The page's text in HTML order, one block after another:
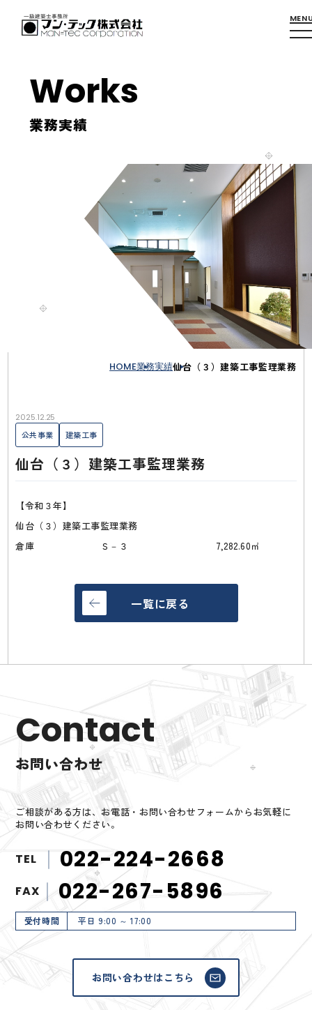
Works
業務実績
HOME業務実績仙台（３）建築工事監理業務
2025.12.25
公共事業
建築工事
仙台（３）建築工事監理業務
【令和３年】
仙台（３）建築工事監理業務
倉庫 Ｓ－３ 7,282.60㎡
一覧に戻る
Contact
お問い合わせ
ご相談がある方は、お電話・お問い合わせフォームからお気軽に
お問い合わせください。
TEL 022-224-2668
FAX 022-267-5896
受付時間 平日 9:00 ～ 17:00
お問い合わせはこちら